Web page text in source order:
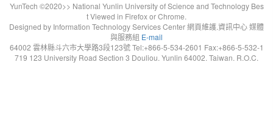
YunTech ©2020>> National Yunlin University of Science and Technology Bes
t Viewed in Firefox or Chrome.
Designed by Information Technology Services Center 網頁維護.資訊中心 媒體
與服務組 E-mail
64002 雲林縣斗六市大學路3段123號 Tel:+866-5-534-2601 Fax:+866-5-532-1
719 123 University Road Section 3 Douliou. Yunlin 64002. Taiwan. R.O.C.